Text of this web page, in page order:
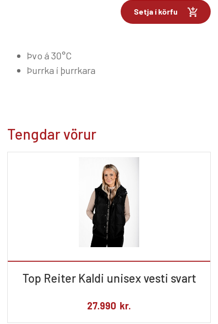
Setja í körfu
Þvo á 30°C
Þurrka í þurrkara
Tengdar vörur
Top Reiter Kaldi unisex vesti svart
27.990 kr.